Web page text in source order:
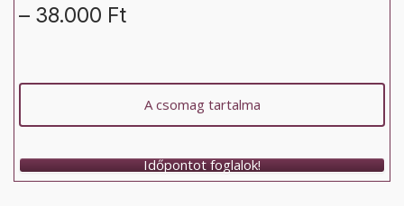
– 38.000 Ft
A csomag tartalma
Időpontot foglalok!